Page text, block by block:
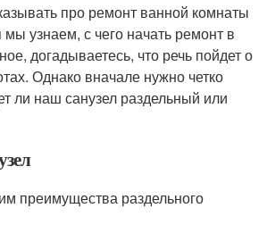
про ремонт ванной комнаты
мы узнаем, с чего начать ремонт в
догадываетесь, что речь пойдет о
Однако вначале нужно четко
ли наш санузел раздельный или
преимущества раздельного